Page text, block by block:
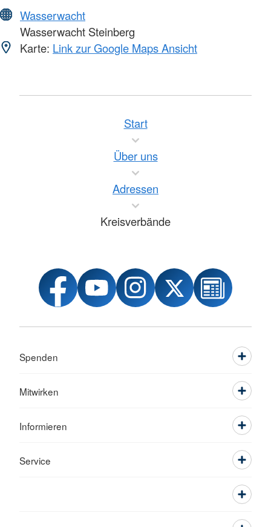
Wasserwacht
Wasserwacht Steinberg
Karte: Link zur Google Maps Ansicht
Start
Über uns
Adressen
Kreisverbände
Spenden
Mitwirken
Informieren
Service